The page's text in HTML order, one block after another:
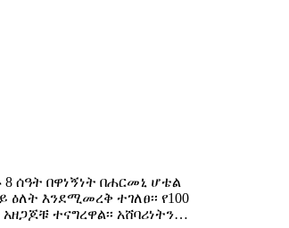
ሰዓት በዋነኝነት በሐርመኒ ሆቴል
እንደሚመረቅ ተገለፀ፡፡ የ100
ተናግረዋል፡፡ አሸባሪነትን…